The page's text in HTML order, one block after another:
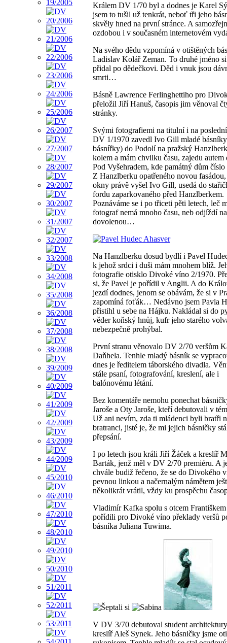
Králem DV 1/70 byl a dodnes je Karel
jsem to tušil už tenkrát, neboť tři jeho
skvěly hned na první stránce. A
ozdobou i v současném internetovém
Na svého dědu vzpomíná v otištěných
Ladislav Kolář Zeman. To druhé jméno
přidal po dědečkovi. Děd i vnuk jsou
smrti…
Básně Lawrence Ferlinghettiho pro
přeložil Jiří Hanuš, časopis jim věnoval
stránky.
Svými fotografiemi na titulní i na
DV 1/1970 zavedl Ivo Gill mladé
básnířky) do Podolí na pražský
kolem a mám chvilku času, zajedu
Pod Vyšehradem, kde památný dům
Z Hanzlberku opatřeného novou
okny právě vyšel Ivo Gill, usedá do
fordu zaparkovaného před Hanzlberkem.
Poznáváme se i po třiceti pěti letech, leč
fotograf nemá mnoho času, neb odjíždí na
dovolenou…
Na Hanzlberku dosud bydlí i Pavel
k jehož srdci i duši mám mnohem blíž.
fotografie otisklo Divoké víno 2/1970.
si, že Pavel je pořídil v Anglii. A do
jezdí dodnes, jenom se obávám, že si v
zapomíná foťák… Nedávno jsem Pavla
přistihl u sebe na Hájku. Nakládal si do
věder koňský hnůj, kufr jeho starého
nebezpečně prohýbal.
První stranu věnovalo DV 2/70 veršům
Daňhela. Tenhle mladý básník se
dnes je ředitelem táborského divadla.
stále psaní, fotografování, kreslení, ale i
balónovému létání.
Bez komentáře nemohu ponechat
Jaroše a Oty Jaroše, kteří debutovali v
Už ani nevím, zda ti mládenci byli bratři
bratranci, jisté je, že mi jejich básničky
přepsání.
I po letech jsou králi Jiří Žáček a kreslíř
Barták, jenž měl v DV 2/70 premiéru. A
chvále budiž řečeno, že se do Divokého
pevnou linkou a načernalým námětem
několikrát vrátil, vždy ku prospěchu
Vladimír Kafka spolu s otcem
pořídili pro Divoké víno překlady veršů
básníka Juliana Tuwima.
V DV 3/70 debutoval student
kreslíř Aleš Synek. Jeho básničky jsme